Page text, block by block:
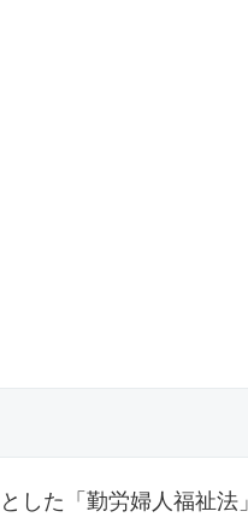
した「勤労婦人福祉